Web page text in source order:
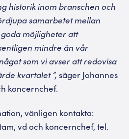
historik inom branschen och
samarbetet mellan
möjligheter att
mindre än vår
som vi avser att redovisa
kvartalet”, säger Johannes
koncernchef.
vänligen kontakta:
vd och koncernchef, tel.